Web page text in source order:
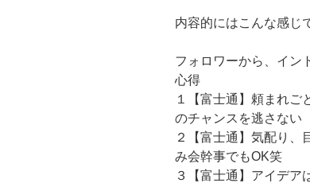
内容的にはこんな感じ
フォロワーから、イン
心得
１【富士通】頼まれご
のチャンスを逃さない
２【富士通】気配り
み会幹事でもOK笑
３【富士通】アイデア